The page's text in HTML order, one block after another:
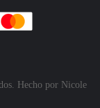
Hecho por Nicole